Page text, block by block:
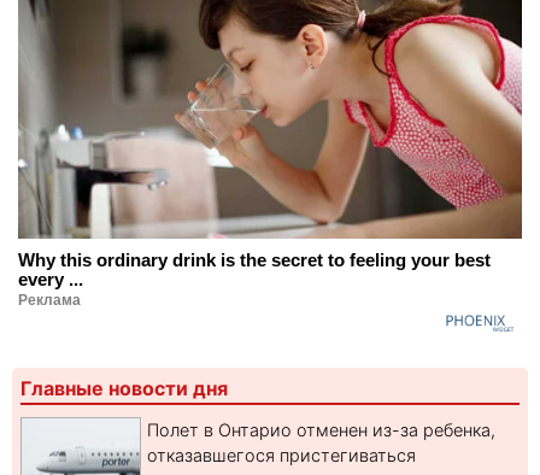
Why this ordinary drink is the secret to feeling your best
every ...
Реклама
Главные новости дня
Полет в Онтарио отменен из-за ребенка,
отказавшегося пристегиваться